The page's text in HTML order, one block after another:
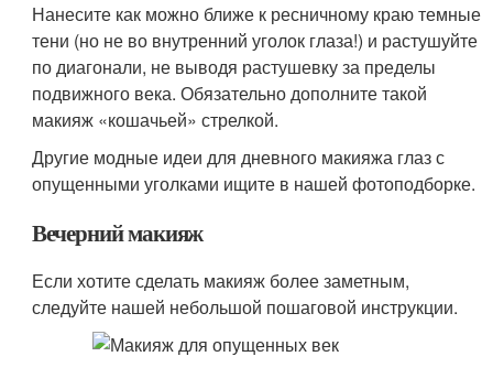
Нанесите как можно ближе к ресничному краю темные
тени (но не во внутренний уголок глаза!) и растушуйте
по диагонали, не выводя растушевку за пределы
подвижного века. Обязательно дополните такой
макияж «кошачьей» стрелкой.
Другие модные идеи для дневного макияжа глаз с
опущенными уголками ищите в нашей фотоподборке.
Вечерний макияж
Если хотите сделать макияж более заметным,
следуйте нашей небольшой пошаговой инструкции.